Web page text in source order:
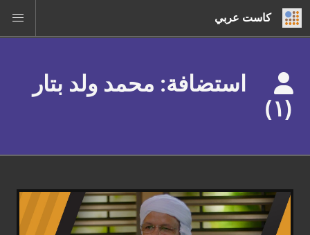
كاست عربي
استضافة: محمد ولد بتار
(١)